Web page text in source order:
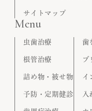
サイトマップ
Menu
虫歯治療
根管治療
詰め物・被せ物
予防・定期健診
歯
ブ
イ
入